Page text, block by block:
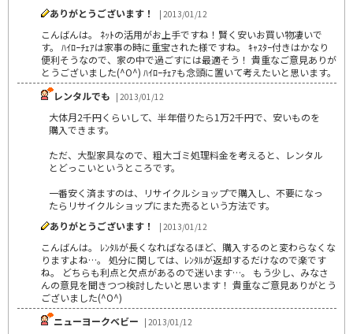
ありがとうございます！
| 2013/01/12
こんばんは。 ﾈｯﾄの活用がお上手ですね！賢く安いお買い物凄いで
す。 ﾊｲﾛｰﾁｪｱは家事の時に重宝された様ですね。 ｷｬｽﾀｰ付きはかなり
便利そうなので、家の中で過ごすには最適そう！ 貴重なご意見ありが
とうございました(^O^) ﾊｲﾛｰﾁｪｱも念頭に置いて考えたいと思います。
レンタルでも | 2013/01/12
大体月2千円くらいして、半年借りたら1万2千円で、安いものを
購入できます。
ただ、大型家具なので、粗大ゴミ処理料金を考えると、レンタル
とどっこいというところです。
一番安く済ますのは、リサイクルショップで購入し、不要になっ
たらリサイクルショップにまた売るという方法です。
ありがとうございます！
| 2013/01/12
こんばんは。 ﾚﾝﾀﾙが長くなればなるほど、購入するのと変わらなくな
りますよね…。 処分に関しては、ﾚﾝﾀﾙが返却するだけなので楽です
ね。 どちらも利点と欠点があるので迷います…。 もう少し、みなさ
んの意見を聞きつつ検討したいと思います！ 貴重なご意見ありがとう
ございました(^O^)
ニューヨークベビー | 2013/01/12